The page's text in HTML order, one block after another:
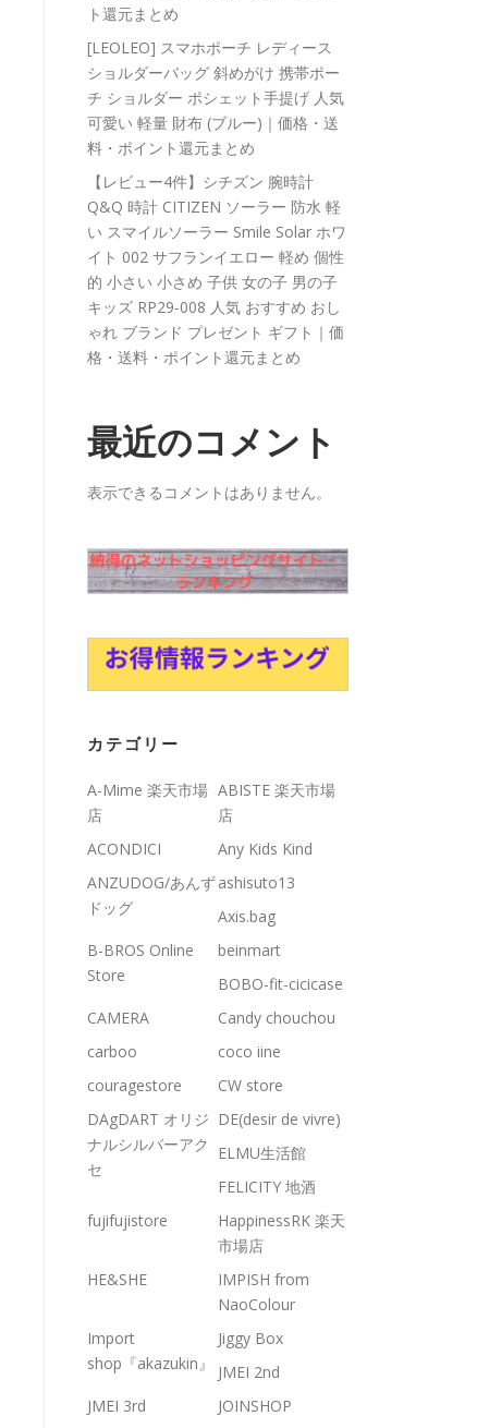
ト還元まとめ
[LEOLEO] スマホポーチ レディース
ショルダーバッグ 斜めがけ 携帯ポー
チ ショルダー ポシェット手提げ 人気
可愛い 軽量 財布 (ブルー)｜価格・送
料・ポイント還元まとめ
【レビュー4件】シチズン 腕時計
Q&Q 時計 CITIZEN ソーラー 防水 軽
い スマイルソーラー Smile Solar ホワ
イト 002 サフランイエロー 軽め 個性
的 小さい 小さめ 子供 女の子 男の子
キッズ RP29-008 人気 おすすめ おし
ゃれ ブランド プレゼント ギフト｜価
格・送料・ポイント還元まとめ
最近のコメント
表示できるコメントはありません。
カテゴリー
A-Mime 楽天市場
店
ABISTE 楽天市場
店
ACONDICI
Any Kids Kind
ANZUDOG/あんず
ドッグ
ashisuto13
Axis.bag
B-BROS Online
Store
beinmart
BOBO-fit-cicicase
CAMERA
Candy chouchou
carboo
coco iine
couragestore
CW store
DAgDART オリジ
ナルシルバーアク
セ
DE(desir de vivre)
ELMU生活館
FELICITY 地酒
fujifujistore
HappinessRK 楽天
市場店
HE&SHE
IMPISH from
NaoColour
Import
shop『akazukin』
Jiggy Box
JMEI 2nd
JMEI 3rd
JOINSHOP